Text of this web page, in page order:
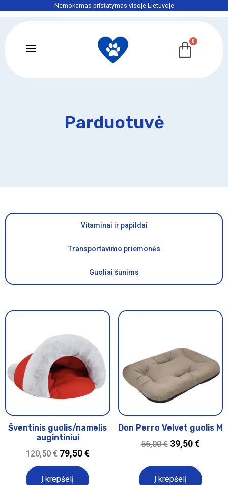
Nemokamas pristatymas visoje Lietuvoje
Parduotuvė
Vitaminai ir papildai
Transportavimo priemonės
Guoliai šunims
Šventinis guolis/namelis
augintiniui
120,50€ 79,50€
Į krepšelį
Don Perro Velvet guolis M
56,00€ 39,50€
Į krepšelį